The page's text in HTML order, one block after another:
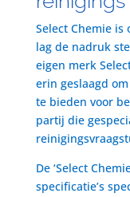
Select Chemie
lag de nadruk
eigen merk
erin geslaagd
te bieden voor
partij die
De ‘Select
specificatie’s